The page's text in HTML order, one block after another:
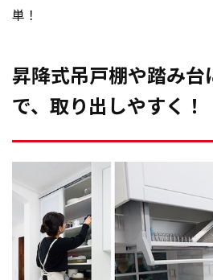
単！
昇降式吊戸棚や踏み台
で、取り出しやすく！